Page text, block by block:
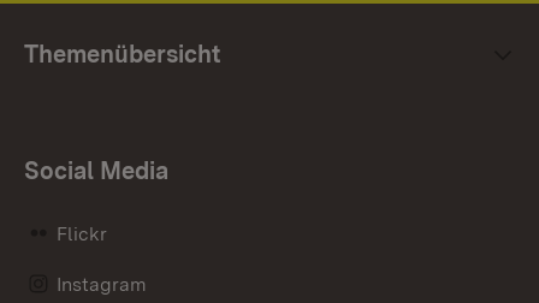
Themenübersicht
Social Media
Flickr
Instagram